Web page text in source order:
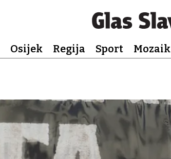
Osijek Regija Sport Mozaik